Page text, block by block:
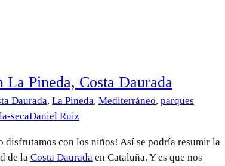
Pineda, Costa Daurada
Daurada, La Pineda, Mediterráneo, parques
secaDaniel Ruiz
disfrutamos con los niños! Así se podría resumir la
de la Costa Daurada en Cataluña. Y es que nos